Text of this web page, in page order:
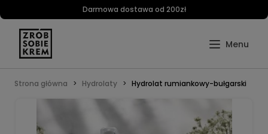
Darmowa dostawa od 200zł
Strona główna Hydrolaty Hydrolat rumiankowy-bułgarski